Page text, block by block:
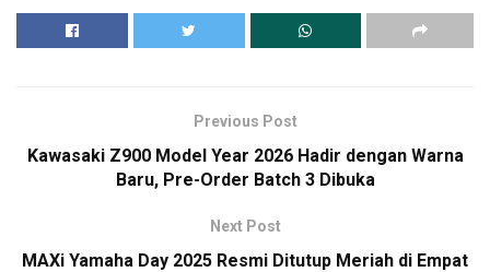
Previous Post
Kawasaki Z900 Model Year 2026 Hadir dengan Warna
Baru, Pre-Order Batch 3 Dibuka
Next Post
MAXi Yamaha Day 2025 Resmi Ditutup Meriah di Empat